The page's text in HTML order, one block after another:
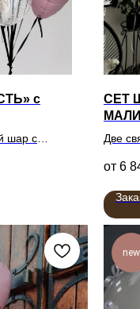
с
шар с
СЕТ
Две
6
new